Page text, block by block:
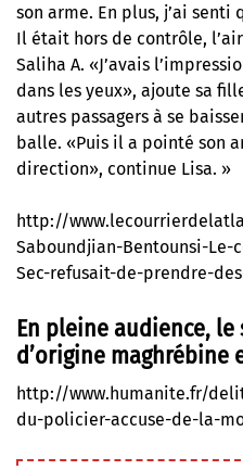
son arme. En plus, j’ai
Il était hors de contrôle,
Saliha A. «J’avais
dans les yeux», ajoute sa
autres passagers à se
balle. «Puis il a pointé son
direction», continue Lisa. »
http://
Saboundjian-Bentounsi-Le-
Sec-refusait-de-prendre-
En pleine audience,
d’origine maghrébine
http://www.humanite.fr/
du-policier-accuse-de-la-